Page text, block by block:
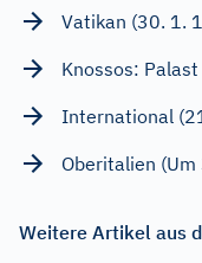
Vatikan (30. 1.
Knossos: Palast
International
Oberitalien (Um
Weitere Artikel aus